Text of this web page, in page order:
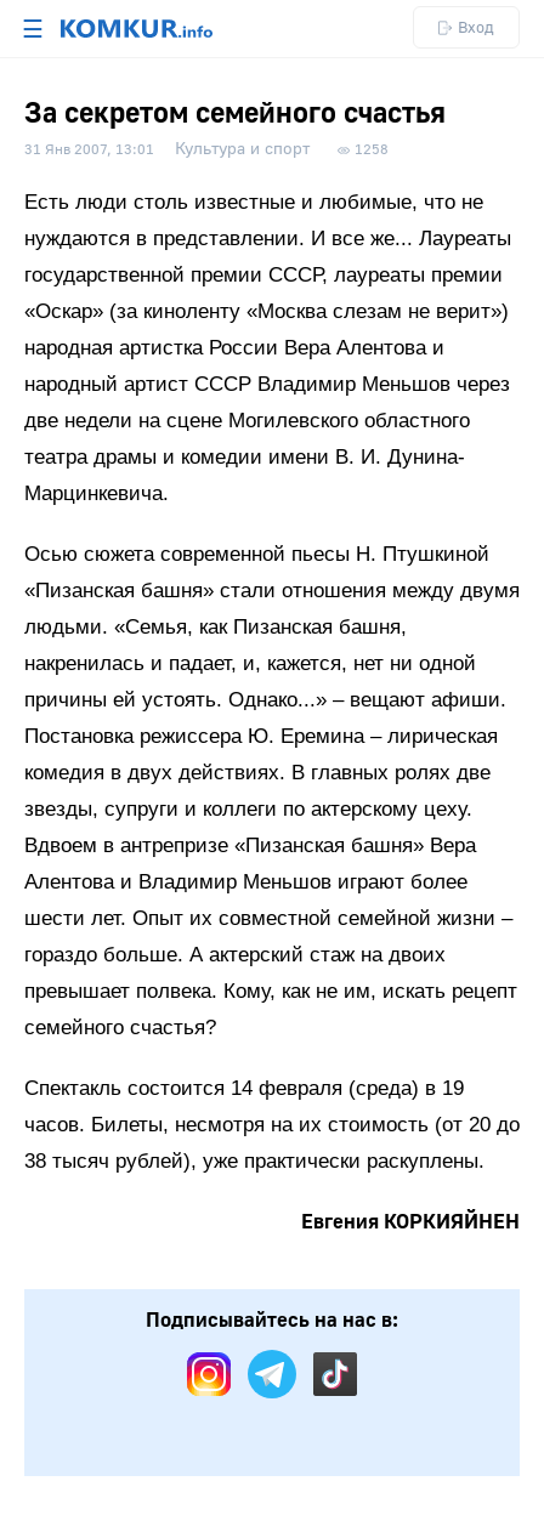
☰ Вход
За секретом семейного счастья
31 Янв 2007, 13:01 Культура и спорт 1258
Есть люди столь известные и любимые, что не
нуждаются в представлении. И все же... Лауреаты
государственной премии СССР, лауреаты премии
«Оскар» (за киноленту «Москва слезам не верит»)
народная артистка России Вера Алентова и
народный артист СССР Владимир Меньшов через
две недели на сцене Могилевского областного
театра драмы и комедии имени В. И. Дунина-
Марцинкевича.
Осью сюжета современной пьесы Н. Птушкиной
«Пизанская башня» стали отношения между двумя
людьми. «Семья, как Пизанская башня,
накренилась и падает, и, кажется, нет ни одной
причины ей устоять. Однако...» – вещают афиши.
Постановка режиссера Ю. Еремина – лирическая
комедия в двух действиях. В главных ролях две
звезды, супруги и коллеги по актерскому цеху.
Вдвоем в антрепризе «Пизанская башня» Вера
Алентова и Владимир Меньшов играют более
шести лет. Опыт их совместной семейной жизни –
гораздо больше. А актерский стаж на двоих
превышает полвека. Кому, как не им, искать рецепт
семейного счастья?
Спектакль состоится 14 февраля (среда) в 19
часов. Билеты, несмотря на их стоимость (от 20 до
38 тысяч рублей), уже практически раскуплены.
Евгения КОРКИЯЙНЕН
Подписывайтесь на нас в: